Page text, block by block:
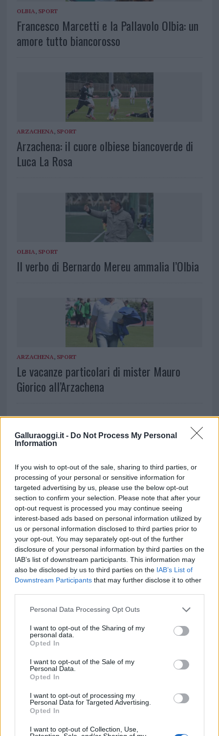
Galluraoggi.it - Do Not Process My Personal
Information
If you wish to opt-out of the sale, sharing to third parties, or
processing of your personal or sensitive information for
targeted advertising by us, please use the below opt-out
section to confirm your selection. Please note that after your
opt-out request is processed you may continue seeing
interest-based ads based on personal information utilized by
us or personal information disclosed to third parties prior to
your opt-out. You may separately opt-out of the further
disclosure of your personal information by third parties on the
IAB’s list of downstream participants. This information may
also be disclosed by us to third parties on the IAB’s List of
Downstream Participants that may further disclose it to other
Please note that this website/app uses one or more Google
not limited to your visit or usage behaviour. You may click to
grant or deny consent to Google and its third-party tags to
use your data for below specified purposes in below Google
consent section.
Personal Data Processing Opt Outs
I want to opt-out of the Sharing of my
personal data.
Opted In
I want to opt-out of the Sale of my
Personal Data.
Opted In
I want to opt-out of processing my
Personal Data for Targeted Advertising.
Opted In
I want to opt-out of Collection, Use,
OLBIA SPORT
Francesco Marcetti e la Pallavolo Olbia: un
amore tutto biancorosso
ARZACHENA SPORT
Arzachena: il cuore olbiese biancoverde di
Luca La Rosa
OLBIA SPORT
Il verbo di Bernardo Mereu ammalia l’Olbia
ARZACHENA SPORT
Le vacanze particolari di mister Mauro
Giorico all’Arzachena
SPORT
Corsa ad ostacoli, il campione regionale è il
gallurese Thomas Dastara
« 1 … 212 213
214
215
»
Arzachena, bimbi al panificio, successo per “Dal
grano al pane”
Gallura, dieci nuovi infermieri per potenziare
Un gallurese alla guida delle agenzie di viaggio,
il turismo secondo Gian Mario Pileri